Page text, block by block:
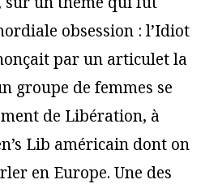
obsession : l’Idiot
par un articulet la
groupe de femmes se
de Libération, à
Lib américain dont on
en Europe. Une des